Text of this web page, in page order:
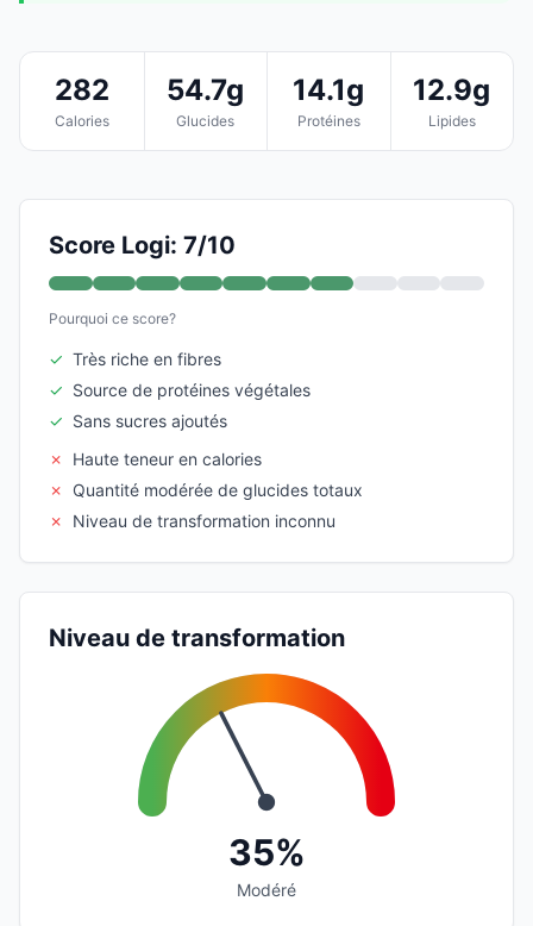
282
Calories
54.7g
Glucides
14.1g
Protéines
12.9g
Lipides
Score Logi: 7/10
Pourquoi ce score?
✓ Très riche en fibres
✓ Source de protéines végétales
✓ Sans sucres ajoutés
✗
Haute teneur en calories
✗
Quantité modérée de glucides totaux
✗
Niveau de transformation inconnu
Niveau de transformation
35%
Modéré